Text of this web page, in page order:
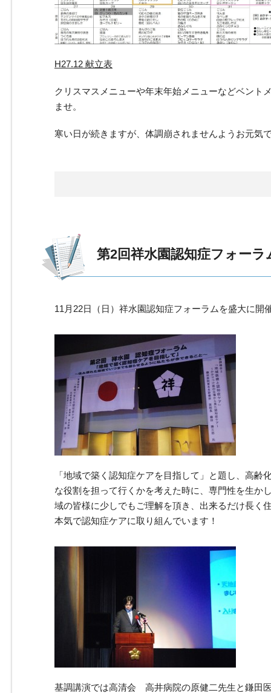
H27.12 献立表
クリスマスメニューや年末年始メニューなどベント
ませ。
寒い日が続きますが、体調崩されませんようお元気
第2回祥水園認知症フォー
11月22日（日）祥水園認知症フォーラムを盛大に開
「地域で築く認知症ケアを目指して」と題し、高
な役割を担って行くかを考えた時に、専門性を生か
域の皆様に少しでもご理解を頂き、出来るだけ長く
本気で認知症ケアに取り組んでいます！
基調講演では高清会 高井病院の原健二先生と鎌田